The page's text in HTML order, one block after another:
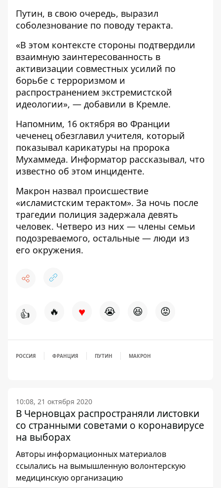
Путин, в свою очередь, выразил
соболезнование по поводу теракта.
«В этом контексте стороны подтвердили
взаимную заинтересованность в
активизации совместных усилий по
борьбе с терроризмом и
распространением экстремистской
идеологии», — добавили в Кремле.
Напомним, 16 октября во Франции
чеченец обезглавил учителя, который
показывал карикатуры на пророка
Мухаммеда. Информатор рассказывал, что
известно об этом инциденте.
Макрон назвал происшествие
«исламистским терактом». За ночь после
трагедии полиция задержала девять
человек. Четверо из них — члены семьи
подозреваемого, остальные — люди из
его окружения.
👍 🔥 ♥ 😭 😆 😡
РОССИЯ ФРАНЦИЯ ПУТИН МАКРОН
10:08, 21 октября 2020
В Черновцах распространяли листовки
со странными советами о коронавирусе
на выборах
Авторы информационных материалов
ссылались на вымышленную волонтерскую
медицинскую организацию